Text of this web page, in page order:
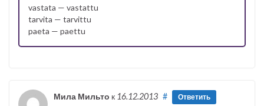
vastata — vastattu
tarvita — tarvittu
paeta — paettu
Мила Мильто к 16.12.2013 # Ответить